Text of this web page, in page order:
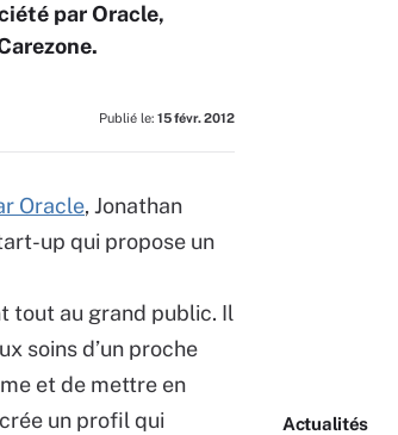
par Oracle,
Publié le: 15 févr. 2012
Oracle, Jonathan
up qui propose un
tout au grand public. Il
soins d’un proche
et de mettre en
un profil qui
Actualités